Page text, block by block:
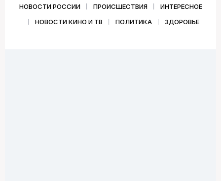
НОВОСТИ РОССИИ ПРОИСШЕСТВИЯ
ИНТЕРЕСНОЕ
НОВОСТИ КИНО И ТВ
ПОЛИТИКА ЗДОРОВЬЕ